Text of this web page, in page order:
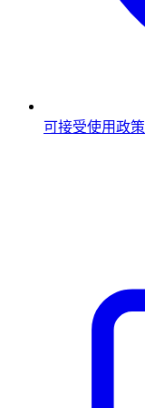
可接受使用政策